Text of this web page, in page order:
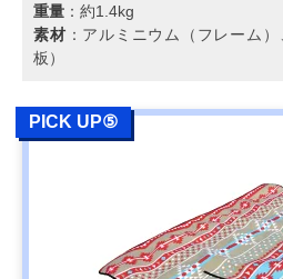
重量 ：約1.4kg
素材 ：アルミニウム（フレーム
板）
PICK UP⑤